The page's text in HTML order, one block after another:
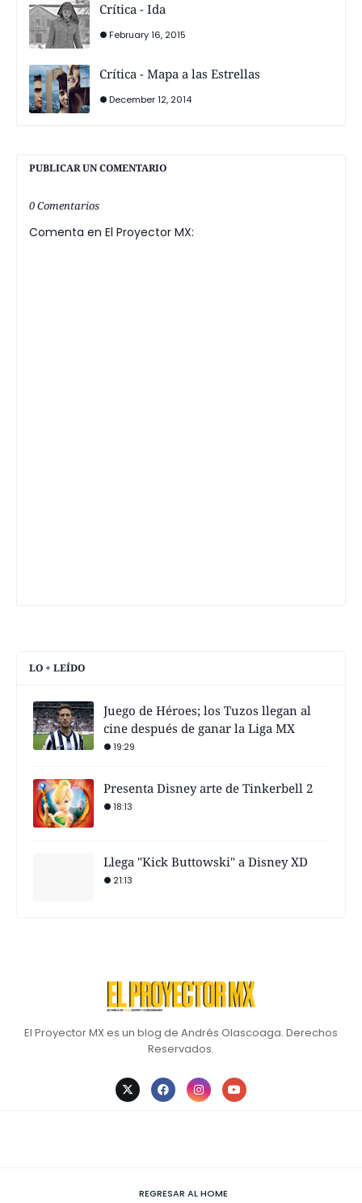
Crítica - Ida
February 16, 2015
Crítica - Mapa a las Estrellas
December 12, 2014
PUBLICAR UN COMENTARIO
0 Comentarios
Comenta en El Proyector MX:
LO + LEÍDO
Juego de Héroes; los Tuzos llegan al
cine después de ganar la Liga MX
19:29
Presenta Disney arte de Tinkerbell 2
18:13
Llega "Kick Buttowski" a Disney XD
21:13
El Proyector MX es un blog de Andrés Olascoaga. Derechos
Reservados.
REGRESAR AL HOME